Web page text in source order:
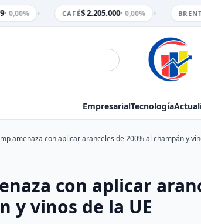
0,00% CAFÉ $ 2.205.000• 0,00% BRENT
EmpresarialTecnología
amenaza con aplicar aranceles de 200% al champán y
con aplicar
y vinos de la UE